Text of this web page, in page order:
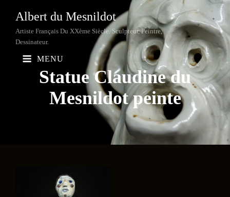
Albert du Mesnildot
Artiste Français Du XXème Siècle. Sculpteur, Peintre,
Dessinateur.
MENU
Statue Claudine du
Mesnildotpeinte